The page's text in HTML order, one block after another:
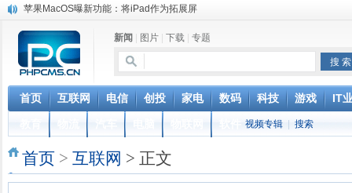
苹果MacOS曝新功能：将iPad作为拓展屏
苹果与高通和解 英特尔失去重要移动客户
小米高管：虽然高通与苹果和解，但5G iPhone最快明年下半年发布
iOS 13加入黑暗模式 多功能加持6月份见
高通与苹果达成和解，双方达成6年许可协议
元宇宙持续火热 应用爆发落地需实时网络支撑
美团电单车防烫坐垫全国陆续上线，号称“可降温 25℃以上”
奔驰维权女车主捅出了一个最大的瓜
新闻 图片 下载 专题
首页 互联网 电信 创投 家电 数码 科技 游戏 IT
视频专辑 搜索
首页 > 互联网 > 正文